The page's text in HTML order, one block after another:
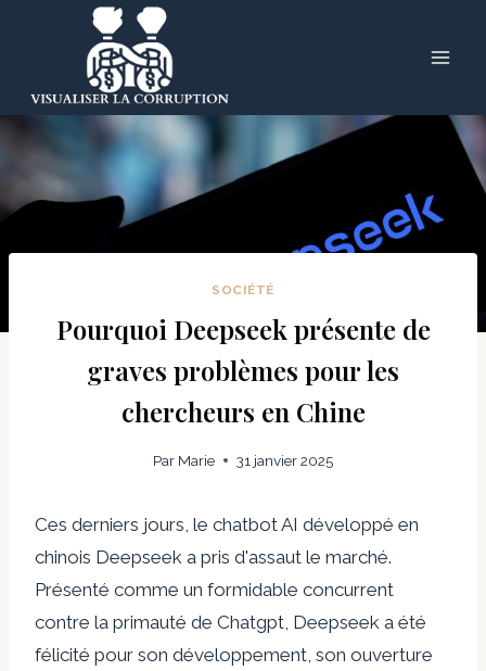
SOCIÉTÉ
Pourquoi Deepseek présente de
graves problèmes pour les
chercheurs en Chine
Par Marie 31 janvier 2025
Ces derniers jours, le chatbot AI développé en
chinois Deepseek a pris d'assaut le marché.
Présenté comme un formidable concurrent
contre la primauté de Chatgpt, Deepseek a été
félicité pour son développement, son ouverture